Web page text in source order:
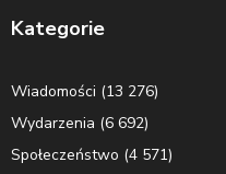
Kategorie
Wiadomości (13 276)
Wydarzenia (6 692)
Społeczeństwo (4 571)